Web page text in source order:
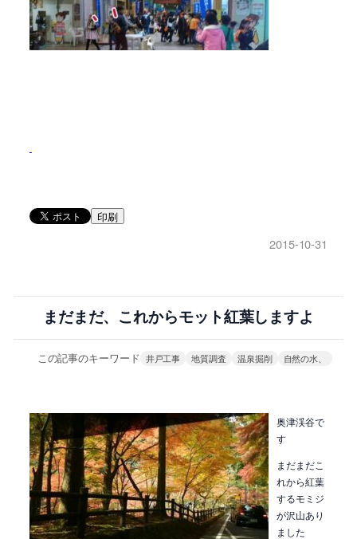
印刷
2015-10-31
まだまだ、これからモット紅葉しますよ
この記事のキーワード 井戸工事 地質調査 温泉掘削 自然の水、
奥津渓谷で
す
まだまだこ
れから紅葉
するモミジ
が沢山あり
ました